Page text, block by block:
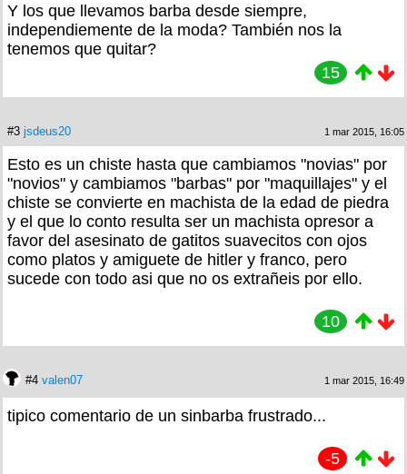
Y los que llevamos barba desde siempre,
independiemente de la moda? También nos la
tenemos que quitar?
15
#3 jsdeus20 1 mar 2015, 16:05
Esto es un chiste hasta que cambiamos "novias" por
"novios" y cambiamos "barbas" por "maquillajes" y el
chiste se convierte en machista de la edad de piedra
y el que lo conto resulta ser un machista opresor a
favor del asesinato de gatitos suavecitos con ojos
como platos y amiguete de hitler y franco, pero
sucede con todo asi que no os extrañeis por ello.
10
#4 valen07 1 mar 2015, 16:49
tipico comentario de un sinbarba frustrado...
-5